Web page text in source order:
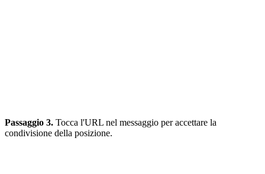
Passaggio 3. Tocca l'URL nel messaggio per accettare la
condivisione della posizione.